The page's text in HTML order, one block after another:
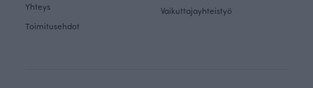
Yhteys
Toimitusehdot
Vaikuttajayhteistyö